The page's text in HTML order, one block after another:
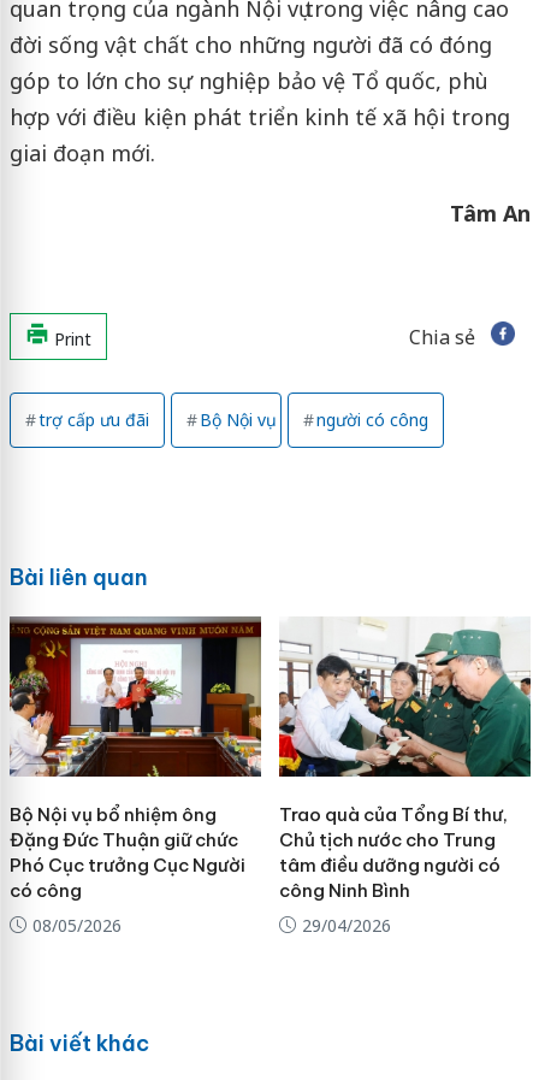
quan trọng của ngành Nội vụ trong việc nâng cao
đời sống vật chất cho những người đã có đóng
góp to lớn cho sự nghiệp bảo vệ Tổ quốc, phù
hợp với điều kiện phát triển kinh tế xã hội trong
giai đoạn mới.
Tâm An
Print Chia sẻ
trợ cấp ưu đãi Bộ Nội vụ người có công
Bài liên quan
Bộ Nội vụ bổ nhiệm ông
Đặng Đức Thuận giữ chức
Phó Cục trưởng Cục Người
có công
08/05/2026
Trao quà của Tổng Bí thư,
Chủ tịch nước cho Trung
tâm điều dưỡng người có
công Ninh Bình
29/04/2026
Bài viết khác